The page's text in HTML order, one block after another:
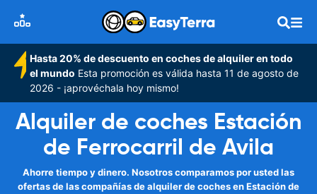
Hasta 20% de descuento en coches de alquiler en todo
el mundo Esta promoción es válida hasta 11 de agosto de
2026 - ¡aprovéchala hoy mismo!
Alquiler de coches Estación
de Ferrocarril de Avila
Ahorre tiempo y dinero. Nosotros comparamos por usted las
ofertas de las compañías de alquiler de coches en Estación de